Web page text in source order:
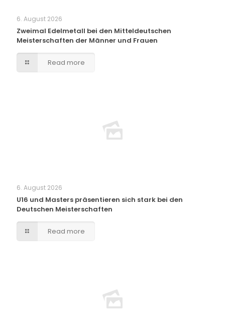
6. August 2026
Zweimal Edelmetall bei den Mitteldeutschen
Meisterschaften der Männer und Frauen
Read more
6. August 2026
U16 und Masters präsentieren sich stark bei den
Deutschen Meisterschaften
Read more